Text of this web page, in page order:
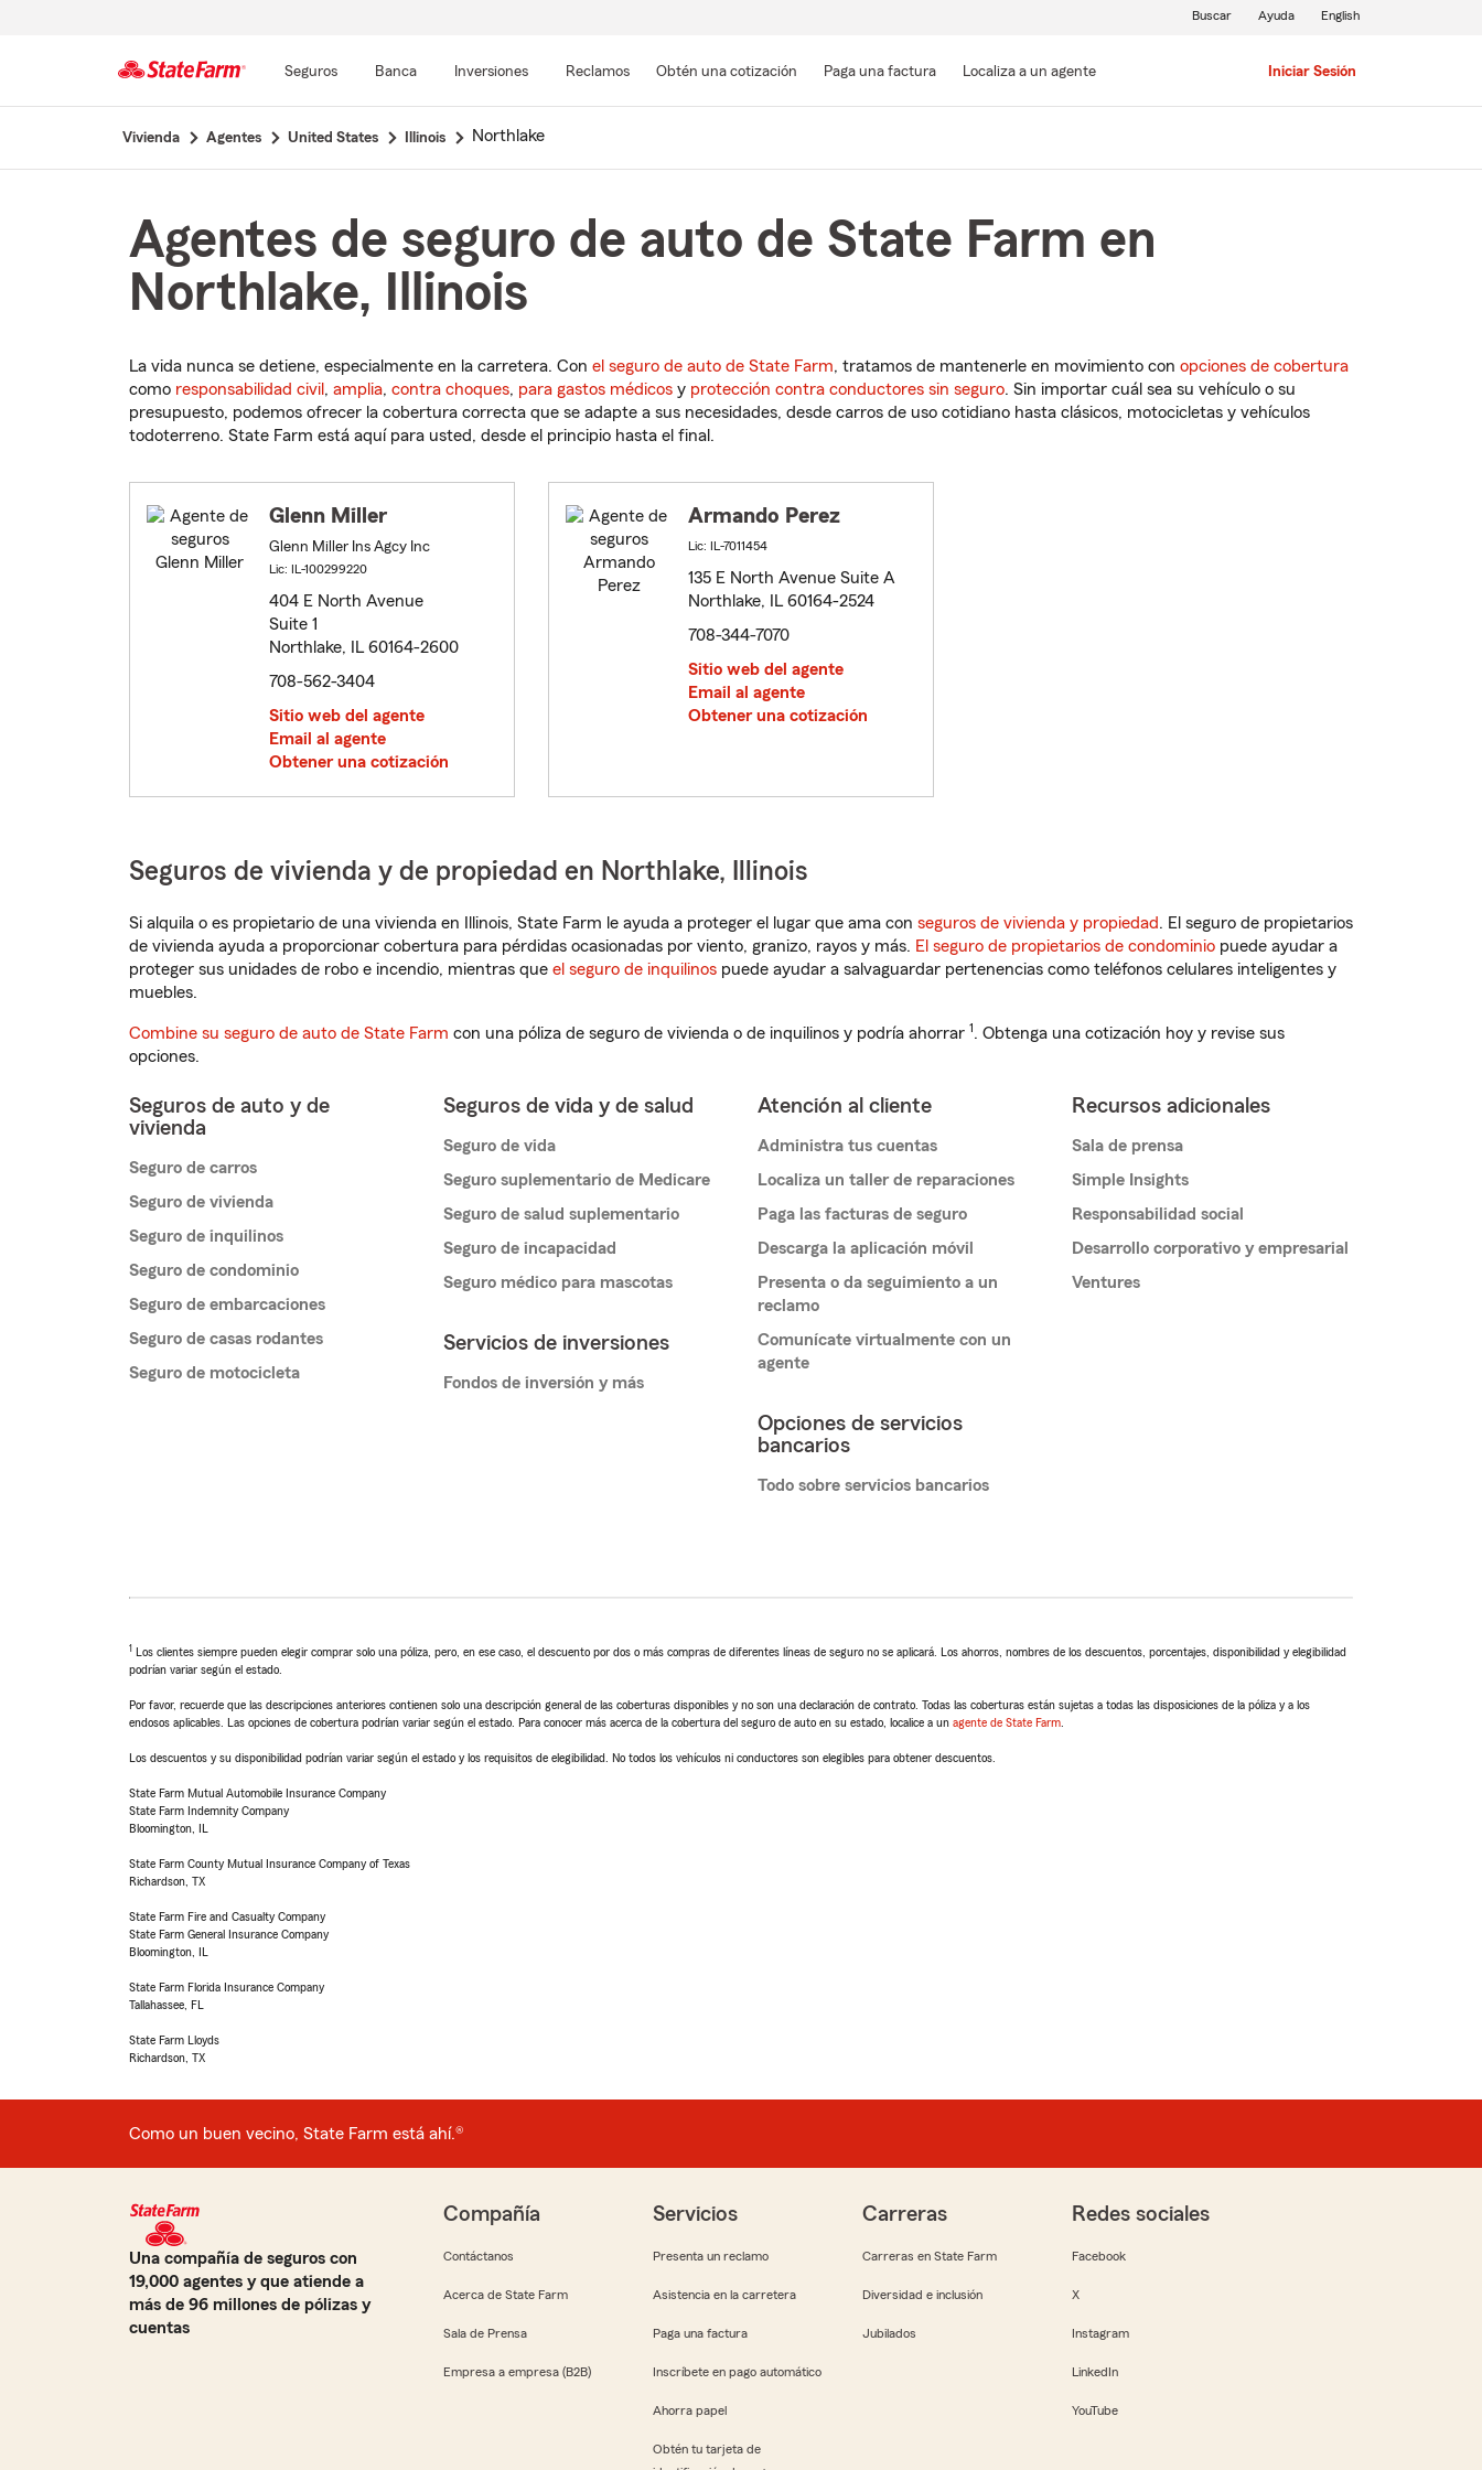
contenido
Seguros Banca Inversiones Reclamos Obtén una cotización Paga una factura Localiza a un agente Iniciar Sesión
Buscar Ayuda English
Vivienda Agentes United States Illinois Northlake
Agentes de seguro de auto de State Farm en
Northlake, Illinois
La vida nunca se detiene, especialmente en la carretera. Con el seguro de auto de State Farm, tratamos de mantenerle en movimiento con opciones de cobertura
como responsabilidad civil , amplia, contra choques, para gastos médicos y protección contra conductores sin seguro. Sin importar cuál sea su vehículo o su
presupuesto, podemos ofrecer la cobertura correcta que se adapte a sus necesidades, desde carros de uso cotidiano hasta clásicos, motocicletas y vehículos
todoterreno. State Farm está aquí para usted, desde el principio hasta el final.
Glenn Miller
Glenn Miller Ins Agcy Inc
Lic: IL-100299220
404 E North Avenue
Suite 1
Northlake, IL 60164-2600
708-562-3404
Sitio web del agente
Email al agente
Obtener una cotización
Armando Perez
Lic: IL-7011454
135 E North Avenue Suite A
Northlake, IL 60164-2524
708-344-7070
Sitio web del agente
Email al agente
Obtener una cotización
Seguros de vivienda y de propiedad en Northlake, Illinois
Si alquila o es propietario de una vivienda en Illinois, State Farm le ayuda a proteger el lugar que ama con seguros de vivienda y propiedad. El seguro de propietarios
de vivienda ayuda a proporcionar cobertura para pérdidas ocasionadas por viento, granizo, rayos y más. El seguro de propietarios de condominio puede ayudar a
proteger sus unidades de robo e incendio, mientras que el seguro de inquilinos puede ayudar a salvaguardar pertenencias como teléfonos celulares inteligentes y
muebles.
Combine su seguro de auto de State Farm con una póliza de seguro de vivienda o de inquilinos y podría ahorrar 1. Obtenga una cotización hoy y revise sus
opciones.
Seguros de auto y de
vivienda
Seguro de carros
Seguro de vivienda
Seguro de inquilinos
Seguro de condominio
Seguro de embarcaciones
Seguro de casas rodantes
Seguro de motocicleta
Seguros de vida y de salud
Seguro de vida
Seguro suplementario de Medicare
Seguro de salud suplementario
Seguro de incapacidad
Seguro médico para mascotas
Servicios de inversiones
Fondos de inversión y más
Atención al cliente
Administra tus cuentas
Localiza un taller de reparaciones
Paga las facturas de seguro
Descarga la aplicación móvil
Presenta o da seguimiento a un
reclamo
Comunícate virtualmente con un
agente
Opciones de servicios
bancarios
Todo sobre servicios bancarios
Recursos adicionales
Sala de prensa
Simple Insights
Responsabilidad social
Desarrollo corporativo y empresarial
Ventures
1 Los clientes siempre pueden elegir comprar solo una póliza, pero, en ese caso, el descuento por dos o más compras de diferentes líneas de seguro no se aplicará. Los ahorros, nombres de los descuentos, porcentajes, disponibilidad y elegibilidad
podrían variar según el estado.
Por favor, recuerde que las descripciones anteriores contienen solo una descripción general de las coberturas disponibles y no son una declaración de contrato. Todas las coberturas están sujetas a todas las disposiciones de la póliza y a los
endosos aplicables. Las opciones de cobertura podrían variar según el estado. Para conocer más acerca de la cobertura del seguro de auto en su estado, localice a un agente de State Farm
Los descuentos y su disponibilidad podrían variar según el estado y los requisitos de elegibilidad. No todos los vehículos ni conductores son elegibles para obtener descuentos.
State Farm Mutual Automobile Insurance Company
State Farm Indemnity Company
Bloomington, IL
State Farm County Mutual Insurance Company of Texas
Richardson, TX
State Farm Fire and Casualty Company
State Farm General Insurance Company
Bloomington, IL
State Farm Florida Insurance Company
Tallahassee, FL
State Farm Lloyds
Richardson, TX
Como un buen vecino, State Farm está ahí.®
Una compañía de seguros con
19,000 agentes y que atiende a
más de 96 millones de pólizas y
cuentas
Compañía
Contáctanos
Acerca de State Farm
Sala de Prensa
Empresa a empresa (B2B)
Servicios
Presenta un reclamo
Asistencia en la carretera
Paga una factura
Inscríbete en pago automático
Ahorra papel
Obtén tu tarjeta de
Carreras
Carreras en State Farm
Diversidad e inclusión
Jubilados
Redes sociales
Facebook
X
Instagram
LinkedIn
YouTube